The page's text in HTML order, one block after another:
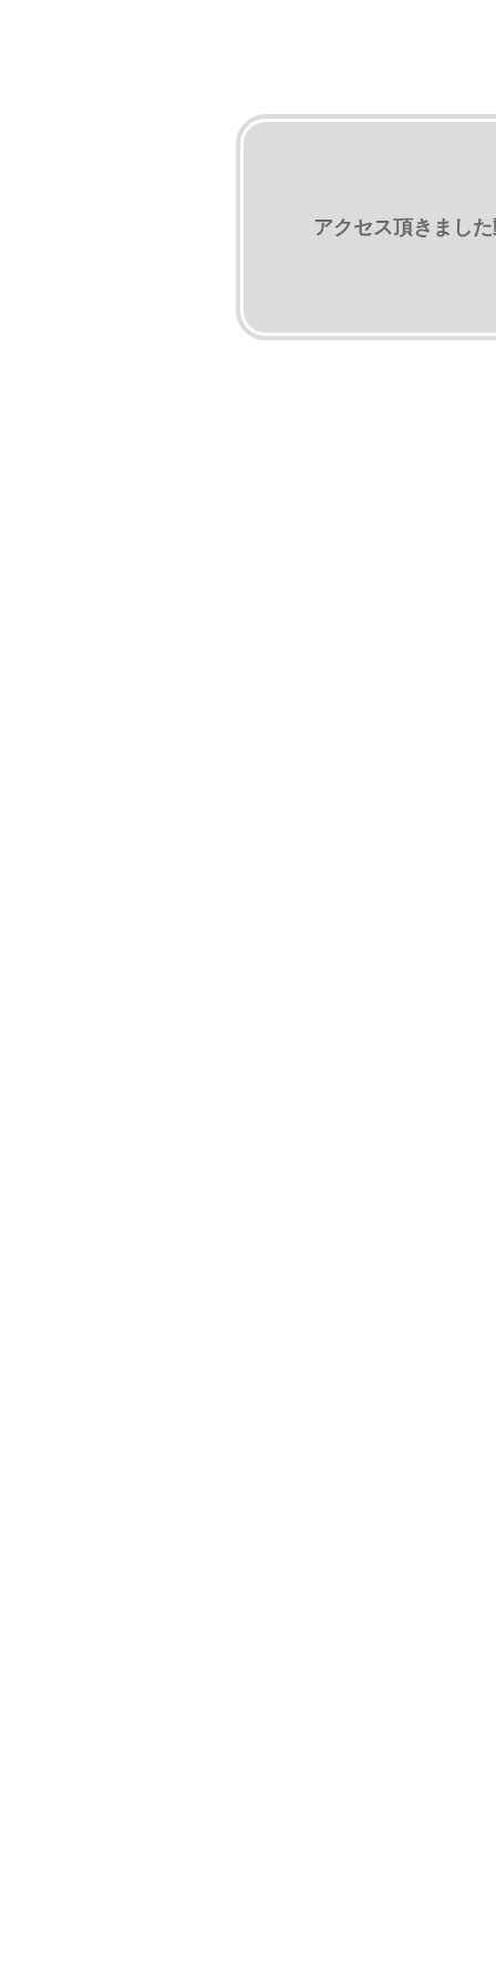
アクセス頂きまし